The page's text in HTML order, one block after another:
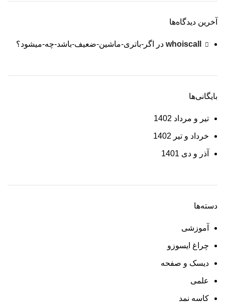
آخرین دیدگاه‌ها
whoiscall در اگر-باتری-ماشین-ضعیف-باشد-چه-میشود؟
بایگانی‌ها
تیر و مرداد 1402
خرداد و تیر 1402
آذر و دی 1401
دسته‌ها
آموزشی
چراغ ایسوزو
دیسک و صفحه
علمی
کاسه نمد